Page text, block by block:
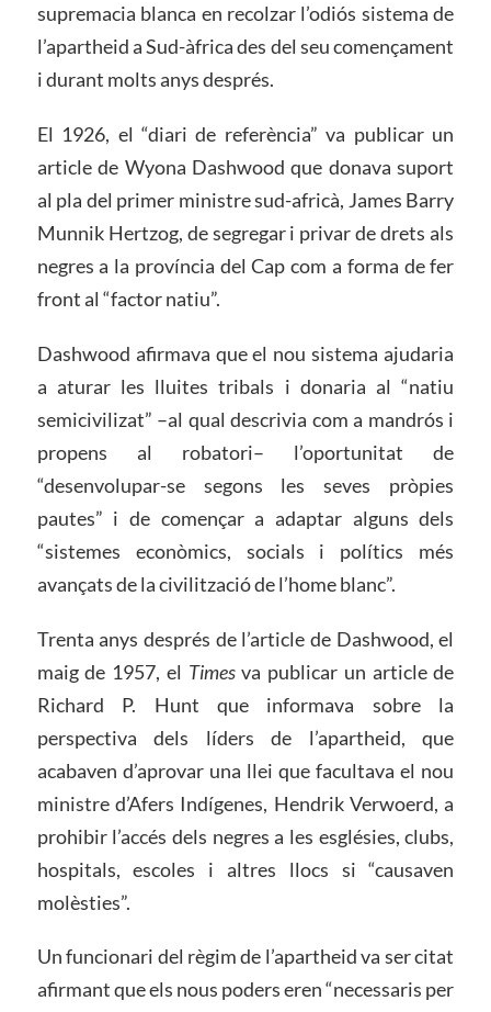
supremacia blanca en recolzar l’odiós sistema de
l’apartheid a Sud-àfrica des del seu començament
i durant molts anys després.
El 1926, el “diari de referència” va publicar un
article de Wyona Dashwood que donava suport
al pla del primer ministre sud-africà, James Barry
Munnik Hertzog, de segregar i privar de drets als
negres a la província del Cap com a forma de fer
front al “factor natiu”.
Dashwood afirmava que el nou sistema ajudaria
a aturar les lluites tribals i donaria al “natiu
semicivilizat” –al qual descrivia com a mandrós i
propens al robatori– l’oportunitat de
“desenvolupar-se segons les seves pròpies
pautes” i de començar a adaptar alguns dels
“sistemes econòmics, socials i polítics més
avançats de la civilització de l’home blanc”.
Trenta anys després de l’article de Dashwood, el
maig de 1957, el Timesva publicar un article de
Richard P. Hunt que informava sobre la
perspectiva dels líders de l’apartheid, que
acabaven d’aprovar una llei que facultava el nou
ministre d’Afers Indígenes, Hendrik Verwoerd, a
prohibir l’accés dels negres a les esglésies, clubs,
hospitals, escoles i altres llocs si “causaven
molèsties”.
Un funcionari del règim de l’apartheid va ser citat
afirmant que els nous poders eren “necessaris per